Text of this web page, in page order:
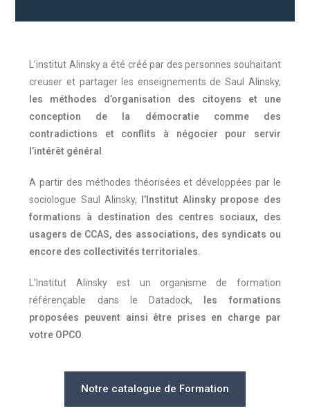
L’institut Alinsky a été créé par des personnes souhaitant
creuser et partager les enseignements de Saul Alinsky,
les méthodes d’organisation des citoyens et une
conception de la démocratie comme des
contradictions et conflits à négocier pour servir
l’intérêt général
A partir des méthodes théorisées et développées par le
sociologue Saul Alinsky,
l’Institut Alinsky propose des
formations à destination des centres sociaux, des
usagers de CCAS, des associations, des syndicats ou
encore des collectivités territoriales.
L’Institut Alinsky est un organisme de formation
référençable dans le Datadock,
les formations
proposées peuvent ainsi être prises en charge par
votre OPCO
Notre catalogue de Formation